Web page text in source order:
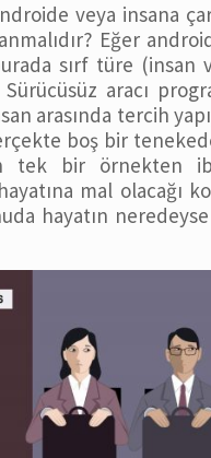
veya insana
Eğer
sırf türe
aracı
arasında tercih
boş bir
tek bir örnekten
mal olacağı
hayatın